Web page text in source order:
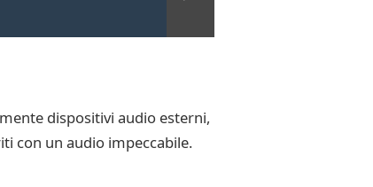
dispositivi audio esterni,
con un audio impeccabile.